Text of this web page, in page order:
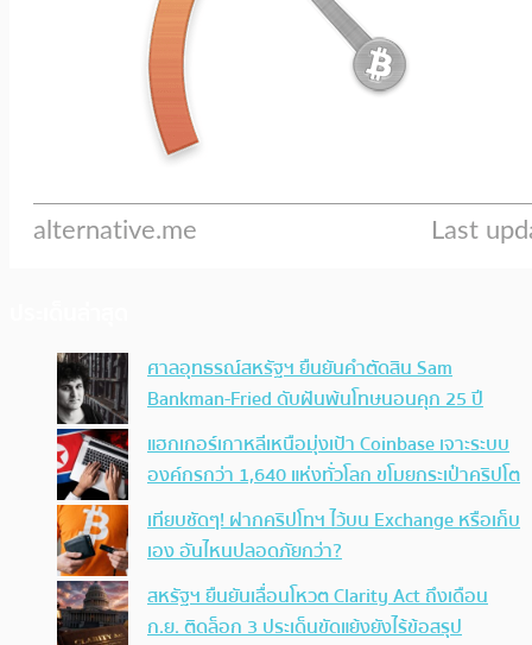
ศาลอุทธรณ์สหรัฐฯ ยืนยันคำตัดสิน Sam
Bankman-Fried ดับฝันพ้นโทษนอนคุก 25 ปี
แฮกเกอร์เกาหลีเหนือมุ่งเป้า Coinbase เจาะระบบ
องค์กรกว่า 1,640 แห่งทั่วโลก ขโมยกระเป๋าคริปโต
เทียบชัดๆ! ฝากคริปโทฯ ไว้บน Exchange หรือเก็บ
เอง อันไหนปลอดภัยกว่า?
สหรัฐฯ ยืนยันเลื่อนโหวต Clarity Act ถึงเดือน
ก.ย. ติดล็อก 3 ประเด็นขัดแย้งยังไร้ข้อสรุป